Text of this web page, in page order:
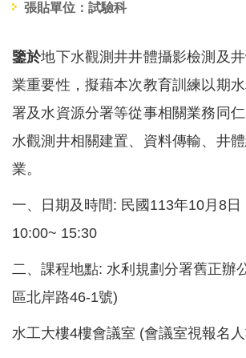
於
們
業
務
介
紹
劃
知
點
計
張貼單位：試驗科
鑒於地下水觀測井井體攝影檢測及
業重要性，擬藉本次教育訓練以期
署及水資源分署等從事相關業務同
水觀測井相關建置、資料傳輸、井
業。
一、日期及時間: 民國113年10月8日
10:00~ 15:30
二、課程地點: 水利規劃分署舊正辦
區北岸路46-1號)
水工大樓4樓會議室 (會議室視報名